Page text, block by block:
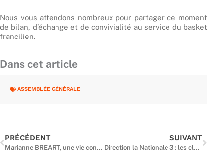
Nous vous attendons nombreux pour partager ce moment
de bilan, d’échange et de convivialité au service du basket
francilien.
Dans cet article
ASSEMBLÉE GÉNÉRALE
PRÉCÉDENT
Marianne BREART, une vie consacrée au développement du basket francilien
SUIVANT
Direction la Nationale 3 : les clubs franciliens récompensés de leur saison 2025-2026